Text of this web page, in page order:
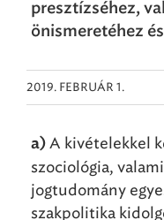
presztízséhez,
önismeretéhez
2019. FEBRUÁR 1.
a) A kivételekkel
szociológia,
jogtudomány
szakpolitika